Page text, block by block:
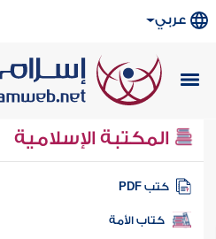
عربي
المكتبة الإسلامية
كتب PDF